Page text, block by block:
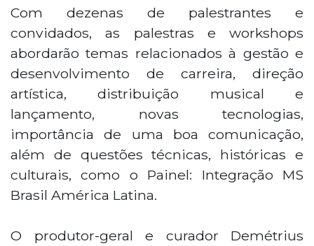
Com dezenas de palestrantes e
convidados, as palestras e workshops
abordarão temas relacionados à gestão e
desenvolvimento de carreira, direção
artística, distribuição musical e
lançamento, novas tecnologias,
importância de uma boa comunicação,
além de questões técnicas, históricas e
culturais, como o Painel: Integração MS
Brasil América Latina.
O produtor-geral e curador Demétrius